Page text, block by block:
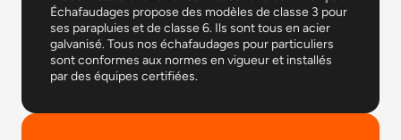
Échafaudages propose des modèles de classe 3 pour
ses parapluies et de classe 6. Ils sont tous en acier
galvanisé. Tous nos échafaudages pour particuliers
sont conformes aux normes en vigueur et installés
par des équipes certifiées.